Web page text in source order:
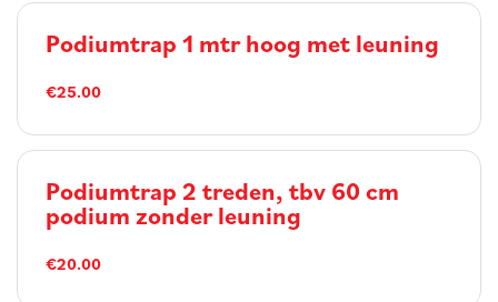
Podiumtrap 1 mtr hoog met leuning
€25.00
Podiumtrap 2 treden, tbv 60 cm
podium zonder leuning
€20.00